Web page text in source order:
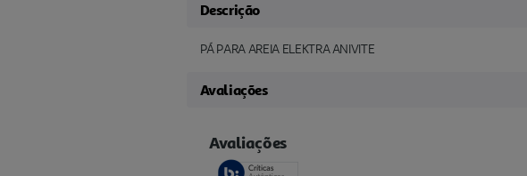
Descrição
PÁ PARA AREIA ELEKTRA ANIVITE
Avaliações